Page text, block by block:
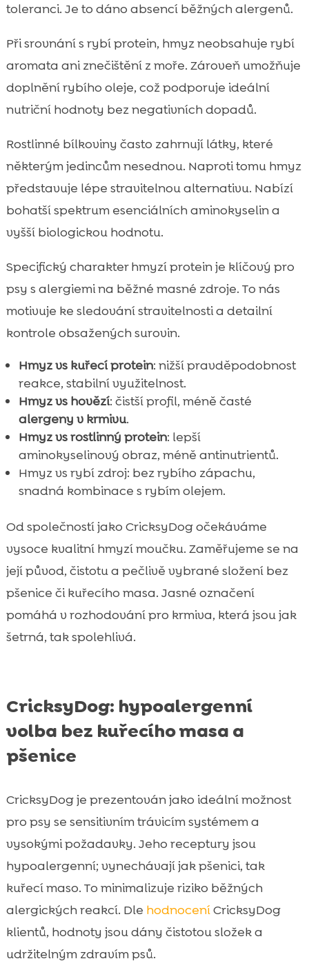
toleranci. Je to dáno absencí běžných alergenů.
Při srovnání s rybí protein, hmyz neobsahuje rybí
aromata ani znečištění z moře. Zároveň umožňuje
doplnění rybího oleje, což podporuje ideální
nutriční hodnoty bez negativních dopadů.
Rostlinné bílkoviny často zahrnují látky, které
některým jedincům nesednou. Naproti tomu hmyz
představuje lépe stravitelnou alternativu. Nabízí
bohatší spektrum esenciálních aminokyselin a
vyšší biologickou hodnotu.
Specifický charakter hmyzí protein je klíčový pro
psy s alergiemi na běžné masné zdroje. To nás
motivuje ke sledování stravitelnosti a detailní
kontrole obsažených surovin.
Hmyz vs kuřecí protein: nižší pravděpodobnost
reakce, stabilní využitelnost.
Hmyz vs hovězí: čistší profil, méně časté
alergeny v krmivu.
Hmyz vs rostlinný protein: lepší
aminokyselinový obraz, méně antinutrientů.
Hmyz vs rybí zdroj: bez rybího zápachu,
snadná kombinace s rybím olejem.
Od společností jako CricksyDog očekáváme
vysoce kvalitní hmyzí moučku. Zaměřujeme se na
její původ, čistotu a pečlivě vybrané složení bez
pšenice či kuřecího masa. Jasné označení
pomáhá v rozhodování pro krmiva, která jsou jak
šetrná, tak spolehlivá.
CricksyDog: hypoalergenní
volba bez kuřecího masa a
pšenice
CricksyDog je prezentován jako ideální možnost
pro psy se sensitivním trávicím systémem a
vysokými požadavky. Jeho receptury jsou
hypoalergenní; vynechávají jak pšenici, tak
kuřecí maso. To minimalizuje riziko běžných
alergických reakcí. Dle hodnoceníCricksyDog
klientů, hodnoty jsou dány čistotou složek a
udržitelným zdravím psů.